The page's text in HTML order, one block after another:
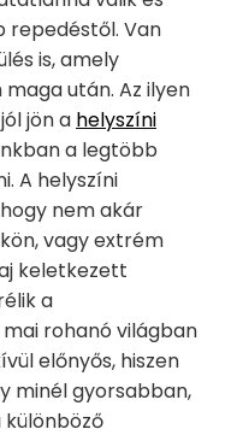
repedéstől. Van
is, amely
után. Az ilyen
jön a helyszíni
a legtöbb
A helyszíni
nem akár
vagy extrém
keletkezett
a
rohanó világban
előnyős, hiszen
minél gyorsabban,